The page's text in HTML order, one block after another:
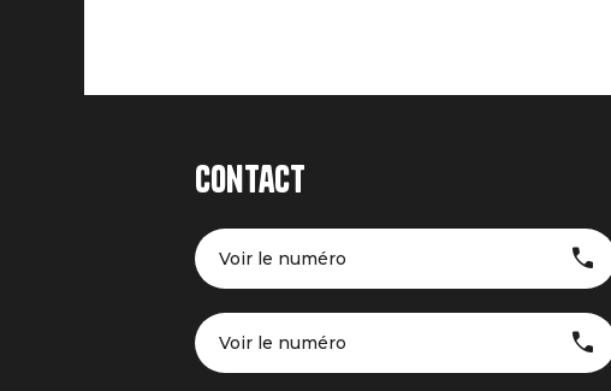
Contact
Voir le numéro
Voir le numéro